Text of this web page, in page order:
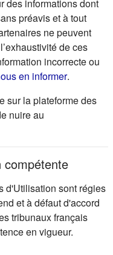
des informations dont
préavis et à tout
ne peuvent
de ces
incorrecte ou
en informer(s'ouvre
.
sur la plateforme des
nuire au
compétente
d'Utilisation sont régies
et à défaut d'accord
tribunaux français
en vigueur.